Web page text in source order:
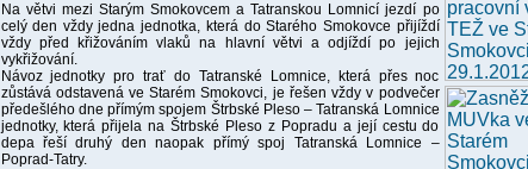
Na větvi mezi Starým Smokovcem a Tatranskou Lomnicí jezdí po
celý den vždy jedna jednotka, která do Starého Smokovce přijíždí
vždy před křižováním vlaků na hlavní větvi a odjíždí po jejich
vykřižování.
Návoz jednotky pro trať do Tatranské Lomnice, která přes noc
zůstává odstavená ve Starém Smokovci, je řešen vždy v podvečer
předešlého dne přímým spojem Štrbské Pleso – Tatranská Lomnice
jednotky, která přijela na Štrbské Pleso z Popradu a její cestu do
depa řeší druhý den naopak přímý spoj Tatranská Lomnice –
Poprad-Tatry.